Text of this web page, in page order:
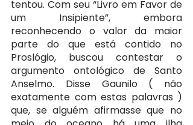
tentou. Com seu “Livro em Favor de
um Insipiente”, embora
reconhecendo o valor da maior
parte do que está contido no
Proslógio, buscou contestar o
argumento ontológico de Santo
Anselmo. Disse Gaunilo ( não
exatamente com estas palavras )
que, se alguém afirmasse que no